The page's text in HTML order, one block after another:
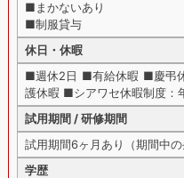
■まかないあり
■制服貸与
休日・休暇
■週休2日 ■有給休暇 ■慶弔
護休暇 ■シアワセ休暇制度：
試用期間 / 研修期間
試用期間6ヶ月あり（期間中の
学歴